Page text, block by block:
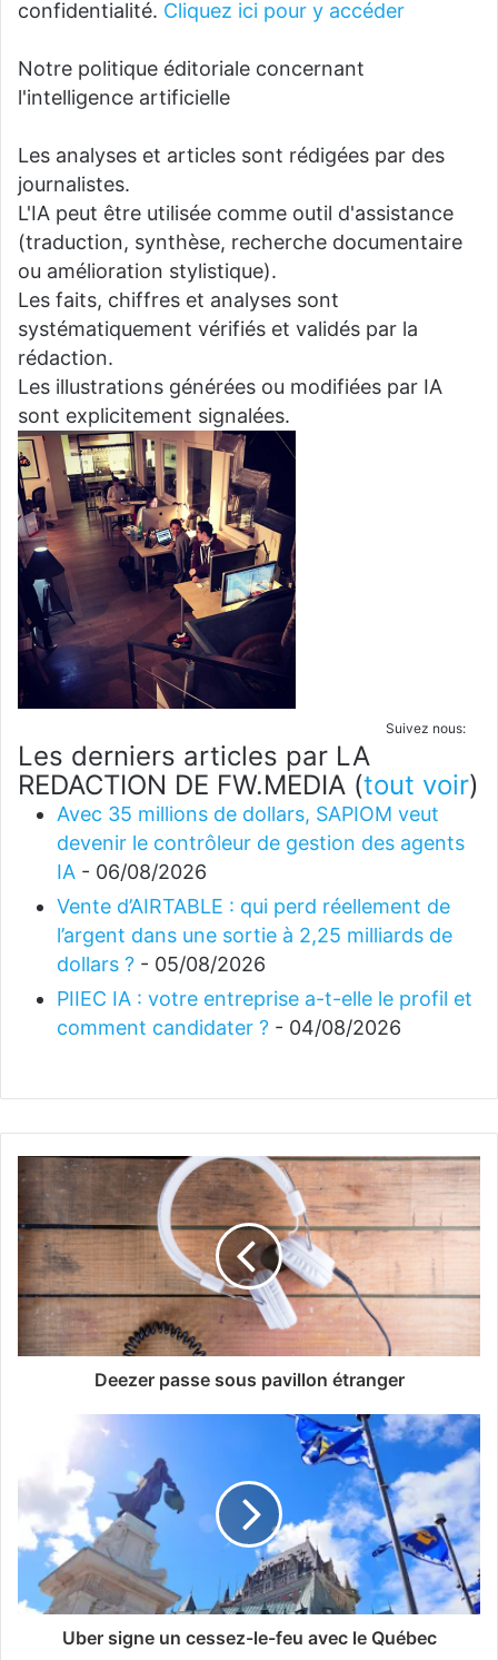
confidentialité. Cliquez ici pour y accéder
Notre politique éditoriale concernant
l'intelligence artificielle
Les analyses et articles sont rédigées par des
journalistes.
L'IA peut être utilisée comme outil d'assistance
(traduction, synthèse, recherche documentaire
ou amélioration stylistique).
Les faits, chiffres et analyses sont
systématiquement vérifiés et validés par la
rédaction.
Les illustrations générées ou modifiées par IA
sont explicitement signalées.
Suivez nous:
Les derniers articles par LA
REDACTION DE FW.MEDIA (tout voir)
Avec 35 millions de dollars, SAPIOM veut
devenir le contrôleur de gestion des agents
IA - 06/08/2026
Vente d’AIRTABLE : qui perd réellement de
l’argent dans une sortie à 2,25 milliards de
dollars ? - 05/08/2026
PIIEC IA : votre entreprise a-t-elle le profil et
comment candidater ? - 04/08/2026
Deezer passe sous pavillon étranger
Uber signe un cessez-le-feu avec le Québec